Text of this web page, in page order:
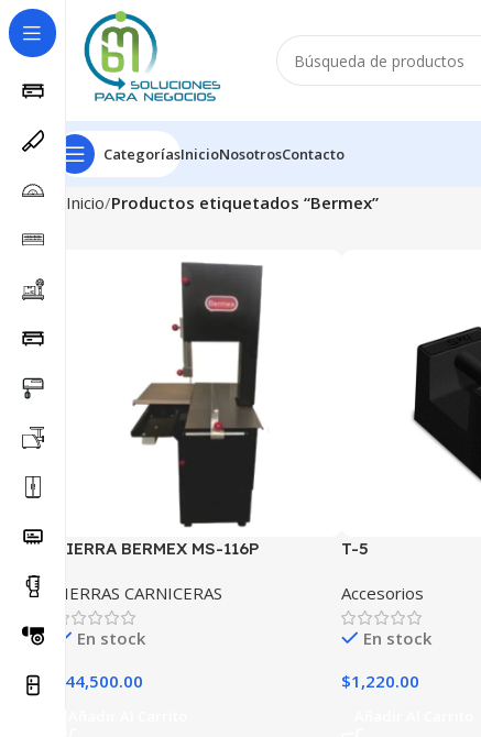
CategoríasInicioNosotrosContacto
Inicio Productos etiquetados “Bermex”
SIERRA BERMEX MS-116P
SIERRAS CARNICERAS
En stock
44,500.00
T-5
Accesorios
En stock
$1,220.00